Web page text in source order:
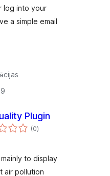
log into your
a simple email
Plugin
(0vērtējumu
kopsumma
)
to display
air pollution